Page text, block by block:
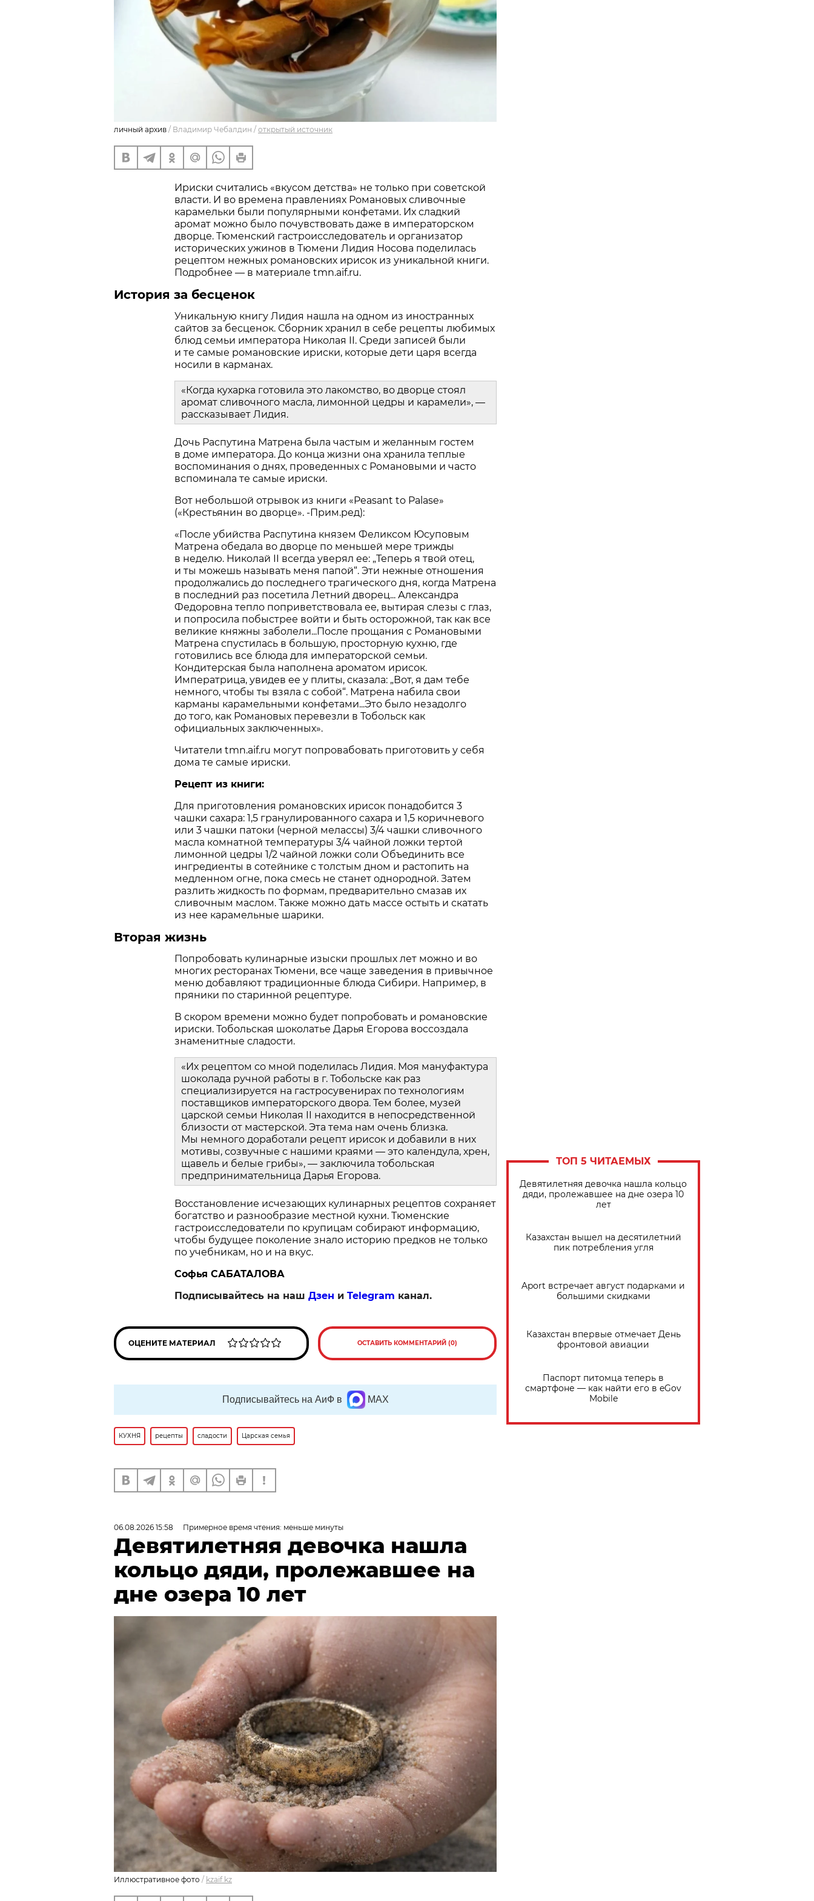
личный архив / Владимир Чебалдин / открытый источник
Ириски считались «вкусом детства» не только при советской
власти. И во времена правлениях Романовых сливочные
карамельки были популярными конфетами. Их сладкий
аромат можно было почувствовать даже в императорском
дворце. Тюменский гастроисследователь и организатор
исторических ужинов в Тюмени Лидия Носова поделилась
рецептом нежных романовских ирисок из уникальной книги.
Подробнее — в материале tmn.aif.ru.
История за бесценок
Уникальную книгу Лидия нашла на одном из иностранных
сайтов за бесценок. Сборник хранил в себе рецепты любимых
блюд семьи императора Николая II. Среди записей были
и те самые романовские ириски, которые дети царя всегда
носили в карманах.
«Когда кухарка готовила это лакомство, во дворце стоял
аромат сливочного масла, лимонной цедры и карамели», —
рассказывает Лидия.
Дочь Распутина Матрена была частым и желанным гостем
в доме императора. До конца жизни она хранила теплые
воспоминания о днях, проведенных с Романовыми и часто
вспоминала те самые ириски.
Вот небольшой отрывок из книги «Peasant to Palase»
(«Крестьянин во дворце». -Прим.ред):
«После убийства Распутина князем Феликсом Юсуповым
Матрена обедала во дворце по меньшей мере трижды
в неделю. Николай II всегда уверял ее: „Теперь я твой отец,
и ты можешь называть меня папой“. Эти нежные отношения
продолжались до последнего трагического дня, когда Матрена
в последний раз посетила Летний дворец... Александра
Федоровна тепло поприветствовала ее, вытирая слезы с глаз,
и попросила побыстрее войти и быть осторожной, так как все
великие княжны заболели...После прощания с Романовыми
Матрена спустилась в большую, просторную кухню, где
готовились все блюда для императорской семьи.
Кондитерская была наполнена ароматом ирисок.
Императрица, увидев ее у плиты, сказала: „Вот, я дам тебе
немного, чтобы ты взяла с собой“. Матрена набила свои
карманы карамельными конфетами...Это было незадолго
до того, как Романовых перевезли в Тобольск как
официальных заключенных».
Читатели tmn.aif.ru могут попровабовать приготовить у себя
дома те самые ириски.
Рецепт из книги:
Для приготовления романовских ирисок понадобится 3
чашки сахара: 1,5 гранулированного сахара и 1,5 коричневого
или 3 чашки патоки (черной мелассы) 3/4 чашки сливочного
масла комнатной температуры 3/4 чайной ложки тертой
лимонной цедры 1/2 чайной ложки соли Объединить все
ингредиенты в сотейнике с толстым дном и растопить на
медленном огне, пока смесь не станет однородной. Затем
разлить жидкость по формам, предварительно смазав их
сливочным маслом. Также можно дать массе остыть и скатать
из нее карамельные шарики.
Вторая жизнь
Попробовать кулинарные изыски прошлых лет можно и во
многих ресторанах Тюмени, все чаще заведения в привычное
меню добавляют традиционные блюда Сибири. Например, в
пряники по старинной рецептуре.
В скором времени можно будет попробовать и романовские
ириски. Тобольская шоколатье Дарья Егорова воссоздала
знаменитные сладости.
«Их рецептом со мной поделилась Лидия. Моя мануфактура
шоколада ручной работы в г. Тобольске как раз
специализируется на гастросувенирах по технологиям
поставщиков императорского двора. Тем более, музей
царской семьи Николая II находится в непосредственной
близости от мастерской. Эта тема нам очень близка.
Мы немного доработали рецепт ирисок и добавили в них
мотивы, созвучные с нашими краями — это календула, хрен,
щавель и белые грибы», — заключила тобольская
предпринимательница Дарья Егорова.
Восстановление исчезающих кулинарных рецептов сохраняет
богатство и разнообразие местной кухни. Тюменские
гастроисследователи по крупицам собирают информацию,
чтобы будущее поколение знало историю предков не только
по учебникам, но и на вкус.
Софья САБАТАЛОВА
Подписывайтесь на наш Дзен и Telegram канал.
ОЦЕНИТЕ МАТЕРИАЛ ОСТАВИТЬ КОММЕНТАРИЙ (0)
Подписывайтесь на АиФ в MAX
КУХНЯ рецепты сладости Царская семья
ТОП 5 ЧИТАЕМЫХ
Девятилетняя девочка нашла кольцо
дяди, пролежавшее на дне озера 10
лет
Казахстан вышел на десятилетний
пик потребления угля
Aport встречает август подарками и
большими скидками
Казахстан впервые отмечает День
фронтовой авиации
Паспорт питомца теперь в
смартфоне — как найти его в eGov
Mobile
06.08.2026 15:58 Примерное время чтения: меньше минуты
Девятилетняя девочка нашла
кольцо дяди, пролежавшее на
дне озера 10 лет
Иллюстративное фото / kzaif.kz